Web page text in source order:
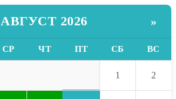
АВГУСТ 2026 »
СР ЧТ ПТ СБ ВС
1 2